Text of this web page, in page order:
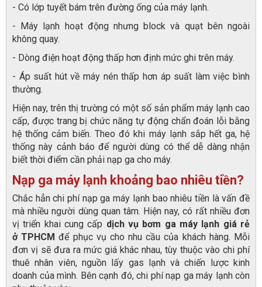
- Có lớp tuyết bám trên đường ống của máy lạnh.
- Máy lạnh hoạt động nhưng block và quạt bên ngoài
không quay.
- Dòng điện hoạt động thấp hơn định mức ghi trên máy.
- Áp suất hút về máy nén thấp hơn áp suất làm việc bình
thường.
Hiện nay, trên thị trường có một số sản phẩm máy lạnh cao
cấp, được trang bị chức năng tự động chẩn đoán lỗi bằng
hệ thống cảm biến. Theo đó khi máy lạnh sắp hết ga, hệ
thống này cảnh báo để người dùng có thể dễ dàng nhận
biết thời điểm cần phải nạp ga cho máy.
Nạp ga máy lạnh khoảng bao nhiêu tiền?
Chắc hẳn chi phí nạp ga máy lạnh bao nhiêu tiền là vấn đề
mà nhiều người dùng quan tâm. Hiện nay, có rất nhiều đơn
vị triển khai cung cấp dịch vụ bơm ga máy lạnh giá rẻ
ở TPHCMđể phục vụ cho nhu cầu của khách hàng. Mỗi
đơn vị sẽ đưa ra mức giá khác nhau, tùy thuộc vào chi phí
thuê nhân viên, nguồn lấy gas lạnh và chiến lược kinh
doanh của mình. Bên cạnh đó, chi phí nạp ga máy lạnh còn